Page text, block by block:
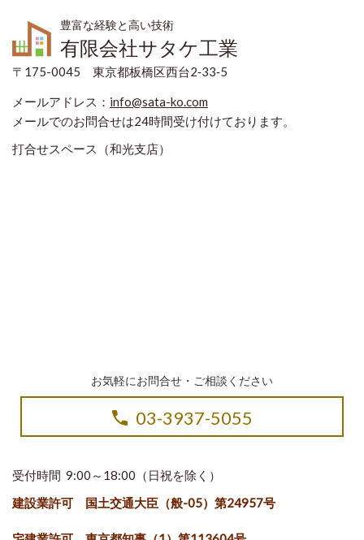
豊富な経験と高い技術
有限会社サタケ工業
〒175-0045 東京都板橋区西台2‐33‐5
メールアドレス： info@sata-ko.com
メールでのお問合せは24時間受け付けております。
打合せスペース（和光支店）
お気軽にお問合せ・ご相談ください
03-3937-5055
受付時間 9:00～18:00（日祝を除く）
建設業許可 国土交通大臣（般-05）第24957号